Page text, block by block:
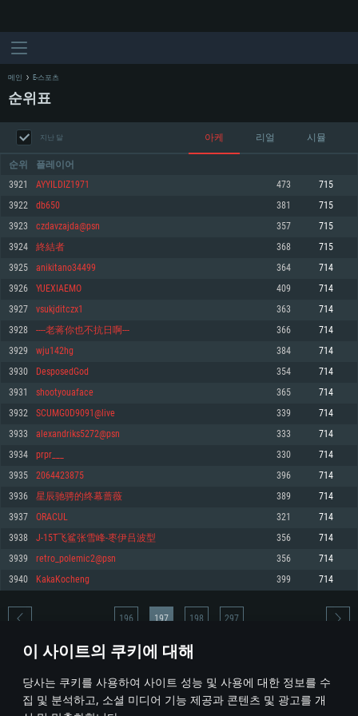
이 사이트의 쿠키에 대해
당사는 쿠키를 사용하여 사이트 성능 및 사용에 대한 정보를 수
집 및 분석하고, 소셜 미디어 기능 제공과 콘텐츠 및 광고를 개
최소사양
운영체제: Windows 10 (64 bit)
프로세서: 2.2 GHz 듀얼코어 이상
메모리: 4GB
그래픽 카드: DirectX 11 이상을 지원하는 AMD Radeon 77XX / NVIDIA
GeForce GT 660. 최소 사양 해상도: 720p
네트워크: 브로드밴드 인터넷
여유 저장 공간: 22.1 GB (최소 클라이언트)
권장 사양
570 혹은 그 이상
여유 저장 공간: 62.2 GB (전체 클라이언트)
최소사양
운영체제: Mac OS Big Sur 11.0
프로세서: 최소 2.2 GHz의 Core i5 (Intel Xeon 은 지원하지 않습니다)
메모리: 6 GB
그래픽 카드: Metal 을 지원하는 Intel Iris Pro 5200 (Mac), 혹은 이와 비슷한 성
능을 가지는 Mac 버전의 AMD/Nvidia. 최소 해상도: 720p
네트워크: 브로드밴드 인터넷
여유 저장 공간: 22.1 GB (최소 클라이언트)
권장 사양
네트워크: 브로드밴드 인터넷
여유 저장 공간: 62.2 GB (전체 클라이언트)
최소사양
운영체제: 64bit Linux 중 최신 버전
프로세서: 2.4 GHz 듀얼코어
메모리: 4 GB
그래픽 카드: Vulkan 을 지원하고, 최신 그래픽 드라이버를 지원하는 NVIDIA
660 (6개월 미만) 혹은 그와 동급의 성능을 가지며 최신 그래픽 드라이버를 지
원하는 AMD (6개월 미만; 최소사양 지원 해상도 720p)
네트워크: 브로드밴드 인터넷
여유 저장 공간: 22.1 GB (최소 클라이언트)
권장 사양
운영체제: Ubuntu 20.04 64bit
프로세서: Intel Core i7
메모리: 16 GB
그래픽 카드: Vulkan 을 지원하고, 최신 그래픽 드라이버를 지원하는 NVIDIA
1060 (6개월 미만) 혹은 그와 동급의 성능을 가지며 최신 그래픽 드라이버를
지원하는 AMD RX 570 (6개월 미만; 최소사양 지원 해상도 720p) 이상
여유 저장 공간: 62.2 GB (전체 클라이언트)
메인 E-스포츠
순위표
지난 달 아케 리얼 시뮬
순위 플레이어
3921 AYYILDIZ1971 473 715
3922 db650 381 715
3923 czdavzajda@psn 357 715
3924 終結者 368 715
3925 anikitano34499 364 714
3926 YUEXIAEMO 409 714
3927 vsukjditczx1 363 714
3928 ----老蒋你也不抗日啊--- 366 714
3929 wju142hg 384 714
3930 DesposedGod 354 714
3931 shootyouaface 365 714
3932 SCUMG0D9091@live 339 714
3933 alexandriks5272@psn 333 714
3934 prpr___ 330 714
3935 2064423875 396 714
3936 星辰驰骋的终幕蔷薇 389 714
3937 ORACUL 321 714
3938 J-15T飞鲨张雪峰-枣伊吕波型 356 714
3939 retro_polemic2@psn 356 714
3940 KakaKocheng 399 714
* 순위표는 매일 1회 갱신됩니다
196 197 198 297